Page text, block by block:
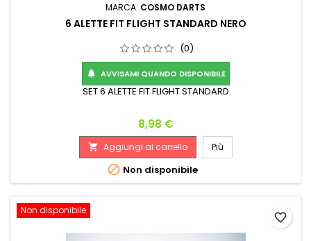
MARCA: COSMO DARTS
6 ALETTE FIT FLIGHT STANDARD NERO
(0)
 AVVISAMI QUANDO DISPONIBILE
SET 6 ALETTE FIT FLIGHT STANDARD
Prezzo
8,98 €
 Aggiungi al carrello Più
 Non disponibile
Non disponibile
favorite_border